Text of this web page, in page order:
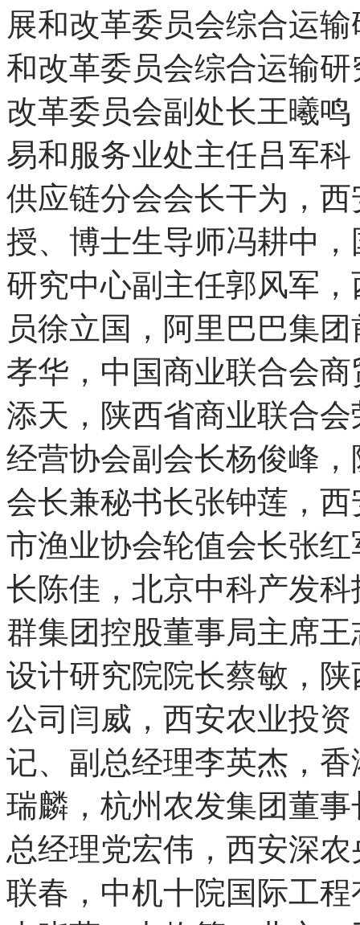
展和改革委员会综合运
和改革委员会综合运输
改革委员会副处长王曦
易和服务业处主任吕军
供应链分会会长干为，
授、博士生导师冯耕中
研究中心副主任郭风军
员徐立国，阿里巴巴集
孝华，中国商业联合会
添天，陕西省商业联合
经营协会副会长杨俊峰
会长兼秘书长张钟莲，
市渔业协会轮值会长张
长陈佳，北京中科产发
群集团控股董事局主席
设计研究院院长蔡敏，
公司闫威，西安农业投
记、副总经理李英杰，
瑞麟，杭州农发集团董
总经理党宏伟，西安深
联春，中机十院国际工